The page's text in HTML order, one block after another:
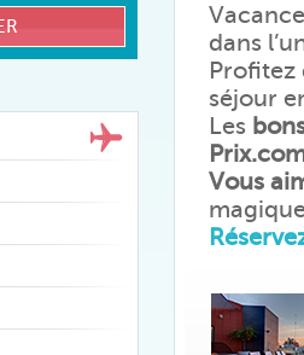
dans
Profitez
séjour
Les
Vous